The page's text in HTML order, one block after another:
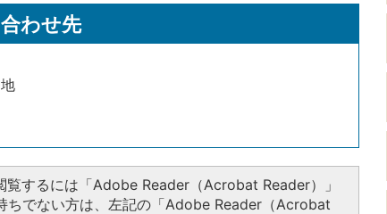
わせ先
覧するには「Adobe Reader（Acrobat Reader）」
ちでない方は、左記の「Adobe Reader（Acrobat